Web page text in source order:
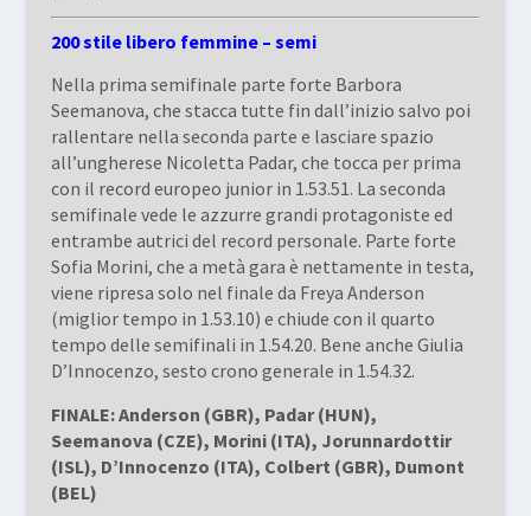
200 stile libero femmine – semi
Nella prima semifinale parte forte Barbora
Seemanova, che stacca tutte fin dall’inizio salvo poi
rallentare nella seconda parte e lasciare spazio
all’ungherese Nicoletta Padar, che tocca per prima
con il record europeo junior in 1.53.51. La seconda
semifinale vede le azzurre grandi protagoniste ed
entrambe autrici del record personale. Parte forte
Sofia Morini, che a metà gara è nettamente in testa,
viene ripresa solo nel finale da Freya Anderson
(miglior tempo in 1.53.10) e chiude con il quarto
tempo delle semifinali in 1.54.20. Bene anche Giulia
D’Innocenzo, sesto crono generale in 1.54.32.
FINALE: Anderson (GBR), Padar (HUN),
Seemanova (CZE), Morini (ITA), Jorunnardottir
(ISL), D’Innocenzo (ITA), Colbert (GBR), Dumont
(BEL)